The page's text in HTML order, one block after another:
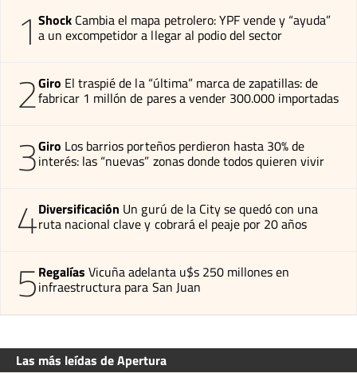
1 Shock Cambia el mapa petrolero: YPF vende y “ayuda”
a un excompetidor a llegar al podio del sector
2Giro El traspié de la “última” marca de zapatillas: de
fabricar 1 millón de pares a vender 300.000 importadas
3Giro Los barrios porteños perdieron hasta 30% de
interés: las “nuevas” zonas donde todos quieren vivir
4Diversificación Un gurú de la City se quedó con una
ruta nacional clave y cobrará el peaje por 20 años
5Regalías Vicuña adelanta u$s 250 millones en
infraestructura para San Juan
Las más leídas de Apertura